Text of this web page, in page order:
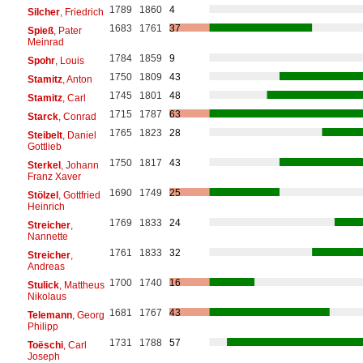
Silcher, Friedrich 1789 1860
4
Spieß, Pater
Meinrad
1683 1761 37
Spohr, Louis 1784 1859
9
Stamitz, Anton 1750 1809
43
Stamitz, Carl 1745 1801
48
Starck, Conrad 1715 1787
63
Steibelt, Daniel
Gottlieb
1765 1823 28
Sterkel, Johann
Franz Xaver
1750 1817 43
Stölzel, Gottfried
Heinrich
1690 1749 25
Streicher,
Nannette
1769 1833 24
Streicher,
Andreas
1761 1833 32
Stulick, Mattheus
Nikolaus
1700 1740 16
Telemann, Georg
Philipp
1681 1767 43
Toëschi, Carl
Joseph
1731 1788 57